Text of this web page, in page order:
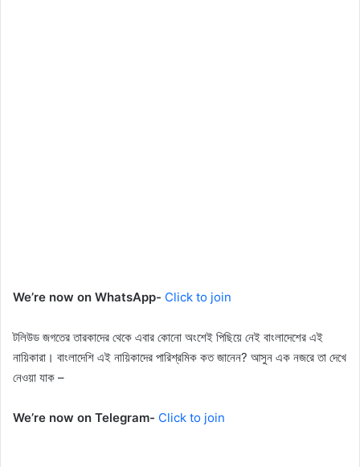
We’re now on WhatsApp- Click to join
টলিউড জগতের তারকাদের থেকে এবার কোনো অংশেই পিছিয়ে নেই বাংলাদেশের এই
নায়িকারা। বাংলাদেশি এই নায়িকাদের পারিশ্রমিক কত জানেন? আসুন এক নজরে তা দেখে
নেওয়া যাক –
We’re now on Telegram- Click to join